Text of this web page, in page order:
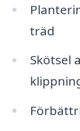
träd
Skötsel